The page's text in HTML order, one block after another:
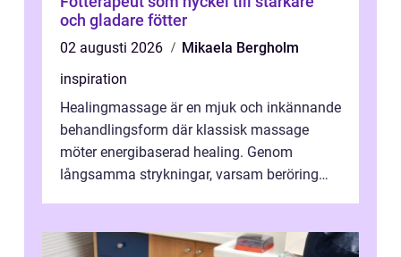
och gladare fötter
02 augusti 2026
Mikaela Bergholm
inspiration
Healingmassage är en mjuk och inkännande
behandlingsform där klassisk massage
möter energibaserad healing. Genom
långsamma strykningar, varsam beröring